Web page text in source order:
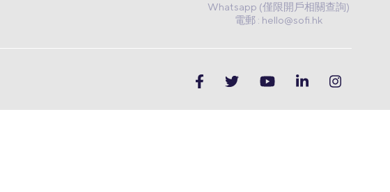
Whatsapp (僅限開戶相關查詢)
電郵 : hello@sofi.hk